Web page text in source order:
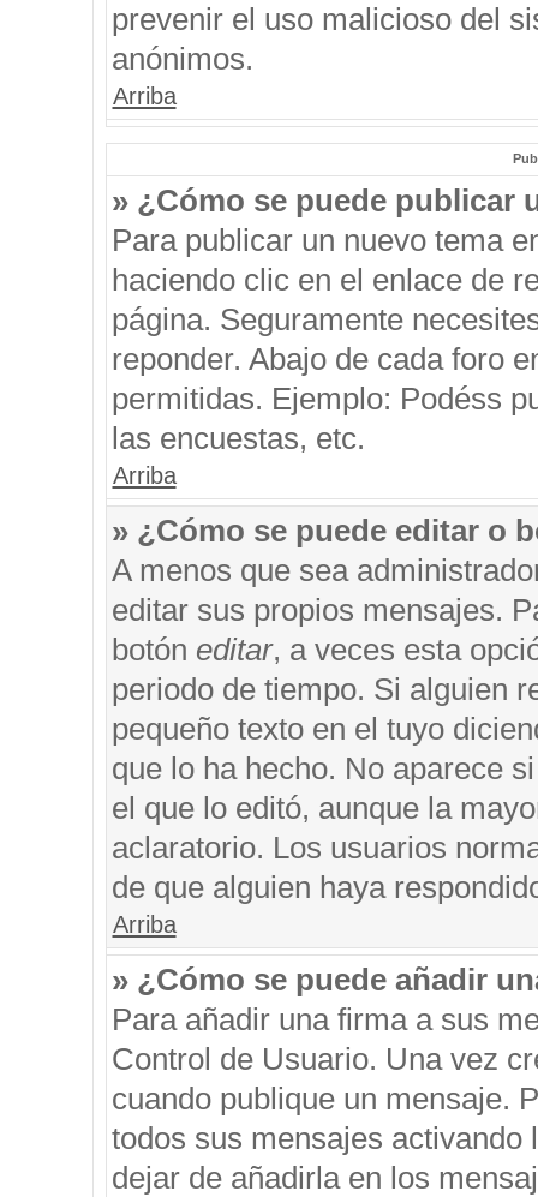
prevenir el uso malicioso del
anónimos.
Arriba
» ¿Cómo se puede publicar
Para publicar un nuevo tema
haciendo clic en el enlace de
página. Seguramente
reponder. Abajo de cada foro
permitidas. Ejemplo: Podéss
las encuestas, etc.
Arriba
» ¿Cómo se puede editar o
A menos que sea
editar sus propios mensajes.
botón editar, a veces esta
periodo de tiempo. Si alguien
pequeño texto en el tuyo
que lo ha hecho. No aparece
el que lo editó, aunque la
aclaratorio. Los usuarios
de que alguien haya
Arriba
» ¿Cómo se puede añadir
Para añadir una firma a sus
Control de Usuario. Una vez
cuando publique un mensaje.
todos sus mensajes
dejar de añadirla en los